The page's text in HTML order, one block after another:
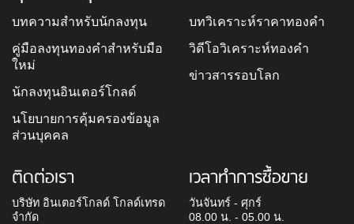
บทความสำหรับนักลงทุน
คู่มือลงทุนทองคำสำหรับมือ
ใหม่
นักลงทุนอินเตอร์โกลด์
นโยบายการคุ้มครองข้อมูล
ส่วนบุคคล
บทวิเคราะห์ราคาทองคำ
วิดีโอวิเคราะห์ทองคำ
ข่าวสารรอบโลก
ติดต่อเรา
บริษัท อินเตอร์โกลด์ โกลด์เทรด
จำกัด
เวลาทำการซื้อขาย
วันจันทร์ - ศุกร์
08.00 น. - 05.00 น.